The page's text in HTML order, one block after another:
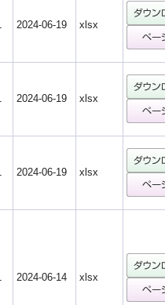
2024-06-19 xlsx
2024-06-19 xlsx
2024-06-19 xlsx
2024-06-14 xlsx